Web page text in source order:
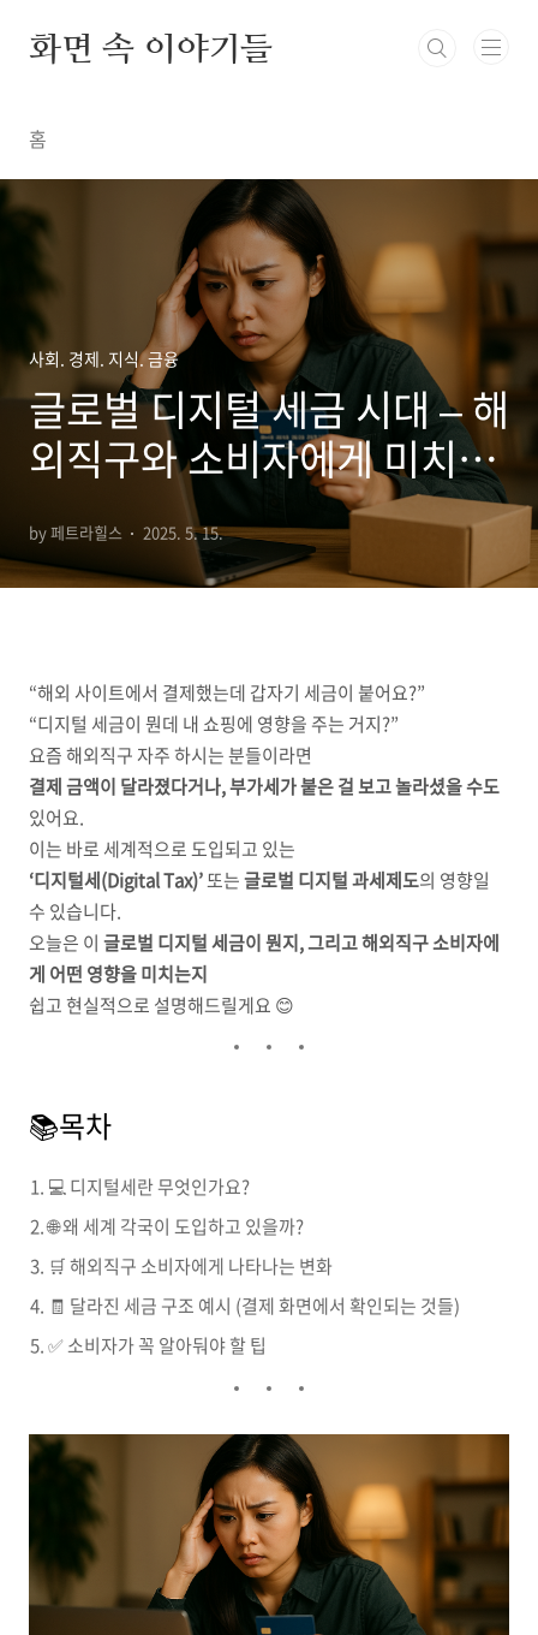
화면 속 이야기들
홈
사회. 경제. 지식. 금융
글로벌 디지털 세금 시대 – 해
외직구와 소비자에게 미치는
by 페트라힐스 2025. 5. 15.
“해외 사이트에서 결제했는데 갑자기 세금이 붙어요?”
“디지털 세금이 뭔데 내 쇼핑에 영향을 주는 거지?”
요즘 해외직구 자주 하시는 분들이라면
결제 금액이 달라졌다거나, 부가세가 붙은 걸 보고 놀라셨을 수도
있어요.
이는 바로 세계적으로 도입되고 있는
‘디지털세(Digital Tax)’또는글로벌 디지털 과세제도의 영향일
수 있습니다.
오늘은 이 글로벌 디지털 세금이 뭔지, 그리고 해외직구 소비자에
게 어떤 영향을 미치는지
쉽고 현실적으로 설명해드릴게요 😊
📚목차
💻 디지털세란 무엇인가요?
🌐 왜 세계 각국이 도입하고 있을까?
🛒 해외직구 소비자에게 나타나는 변화
🧾 달라진 세금 구조 예시 (결제 화면에서 확인되는 것들)
✅ 소비자가 꼭 알아둬야 할 팁